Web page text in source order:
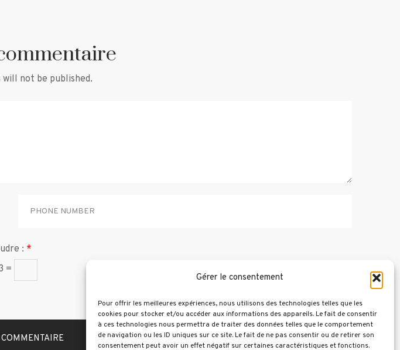
Gérer le consentement
Pour offrir les meilleures expériences, nous utilisons des technologies telles que les
cookies pour stocker et/ou accéder aux informations des appareils. Le fait de consentir
à ces technologies nous permettra de traiter des données telles que le comportement
de navigation ou les ID uniques sur ce site. Le fait de ne pas consentir ou de retirer son
consentement peut avoir un effet négatif sur certaines caractéristiques et fonctions.
will not be published.
: *
=